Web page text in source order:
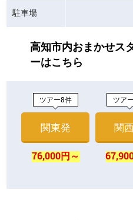
駐車場
高知市内おまかせス
ーはこちら
ツアー8件
関東発
76,000円～
ツア
関